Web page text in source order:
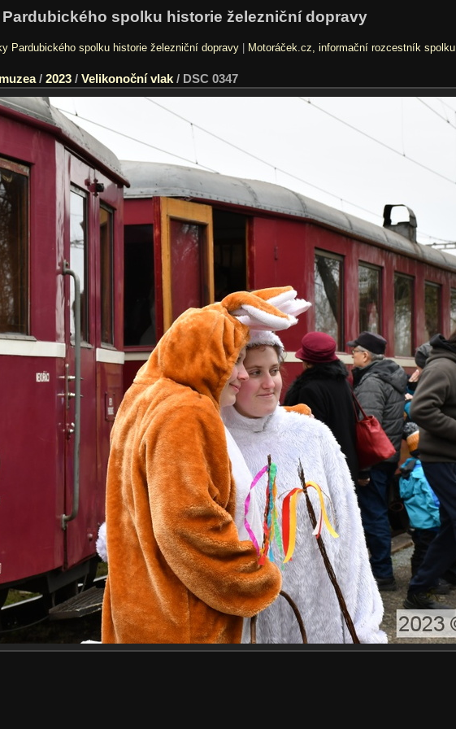
spolku historie železniční dopravy
Pardubického spolku historie železniční dopravy| Motoráček.cz, informační rozcestník spolku|
/ 2023 / Velikonoční vlak / DSC 0347